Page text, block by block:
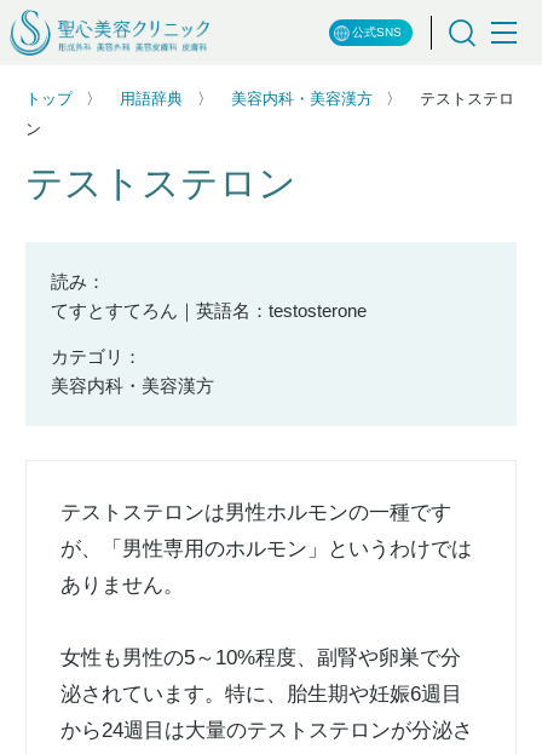
公式SNS
トップ 用語辞典 美容内科・美容漢方
テストステロ
ン
テストステロン
読み：
てすとすてろん｜英語名：testosterone
カテゴリ：
美容内科・美容漢方
テストステロンは男性ホルモンの一種です
が、「男性専用のホルモン」というわけでは
ありません。
女性も男性の5～10%程度、副腎や卵巣で分
泌されています。特に、胎生期や妊娠6週目
から24週目は大量のテストステロンが分泌さ